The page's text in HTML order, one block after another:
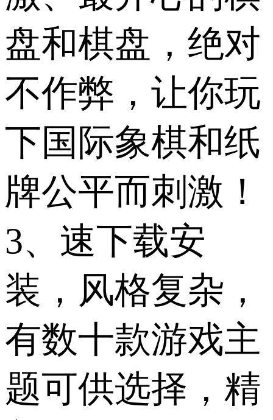
盘和棋盘，绝对
不作弊，让你玩
下国际象棋和纸
牌公平而刺激！
3、速下载安
装，风格复杂，
有数十款游戏主
题可供选择，精